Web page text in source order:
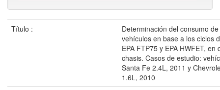
Título :
Determinación del consumo
vehículos en base a los ciclos
EPA FTP75 y EPA HWFET, en
chasis. Casos de estudio:
Santa Fe 2.4L, 2011 y
1.6L, 2010